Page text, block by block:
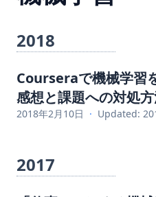
2018
Courseraで機械学習
感想と課題への対処
2018年2月10日 · Updated:
2017